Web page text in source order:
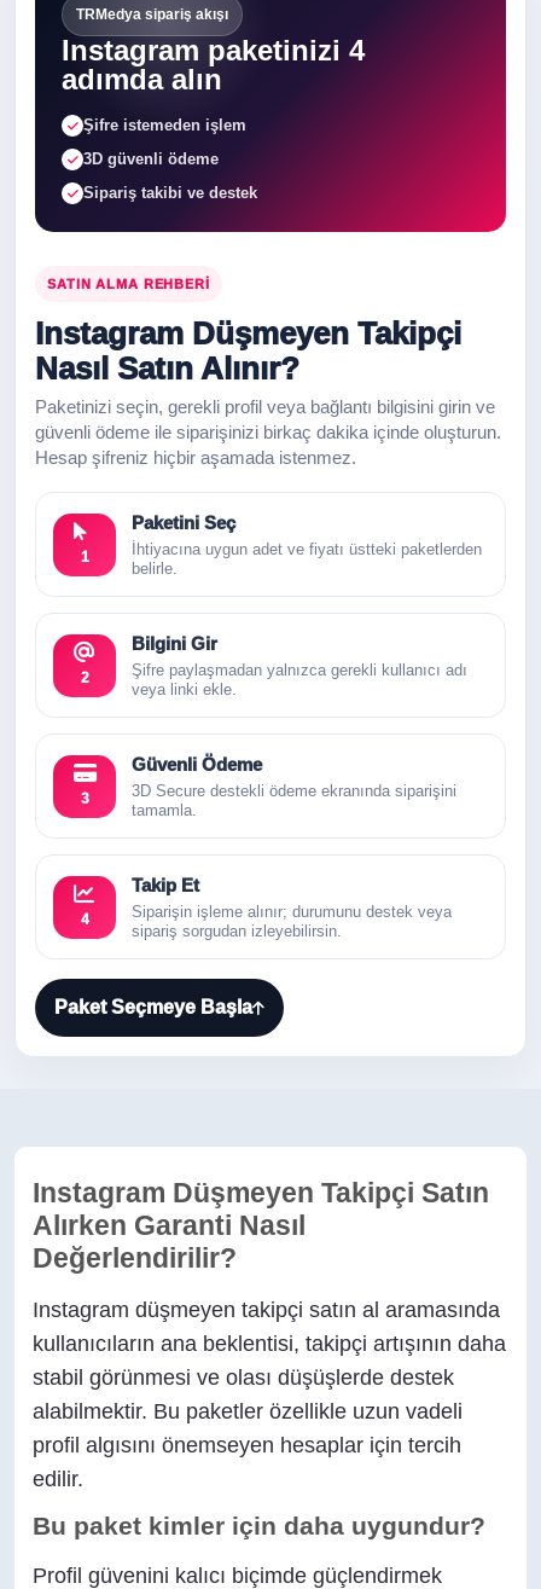
TRMedya sipariş akışı
Instagram paketinizi 4
adımda alın
Şifre istemeden işlem
3D güvenli ödeme
Sipariş takibi ve destek
SATIN ALMA REHBERI
Instagram Düşmeyen Takipçi
Nasıl Satın Alınır?
Paketinizi seçin, gerekli profil veya bağlantı bilgisini girin ve
güvenli ödeme ile siparişinizi birkaç dakika içinde oluşturun.
Hesap şifreniz hiçbir aşamada istenmez.
1
Paketini Seç
İhtiyacına uygun adet ve fiyatı üstteki paketlerden
belirle.
2
Bilgini Gir
Şifre paylaşmadan yalnızca gerekli kullanıcı adı
veya linki ekle.
3
Güvenli Ödeme
3D Secure destekli ödeme ekranında siparişini
tamamla.
4
Takip Et
Siparişin işleme alınır; durumunu destek veya
sipariş sorgudan izleyebilirsin.
Paket Seçmeye Başla
Instagram Düşmeyen Takipçi Satın
Alırken Garanti Nasıl
Değerlendirilir?
Instagram düşmeyen takipçi satın al aramasında
kullanıcıların ana beklentisi, takipçi artışının daha
stabil görünmesi ve olası düşüşlerde destek
alabilmektir. Bu paketler özellikle uzun vadeli
profil algısını önemseyen hesaplar için tercih
edilir.
Bu paket kimler için daha uygundur?
Profil güvenini kalıcı biçimde güçlendirmek